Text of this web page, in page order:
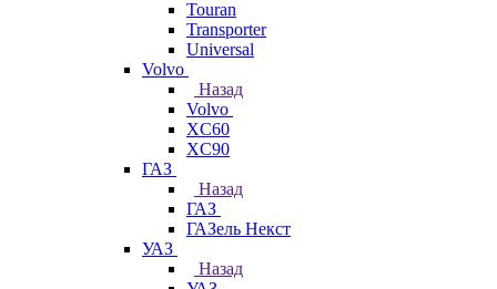
Touran
Transporter
Universal
Volvo
Назад
Volvo
XC60
XC90
ГАЗ
Назад
ГАЗ
ГАЗель Некст
УАЗ
Назад